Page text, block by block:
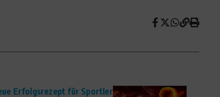
Erfolgsrezept für Sportler